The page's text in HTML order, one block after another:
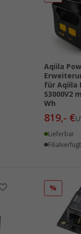
Aqiila
für Aqiila
S3000V2
Wh
819,- €
Lieferbar
%